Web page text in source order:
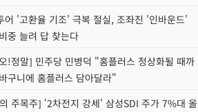
어 '고환율 기조' 극복 절실, 조좌진 '인바운드'
중 늘려 답 찾는다
!정말] 민주당 민병덕 "홈플러스 정상화될 때까
구니에 홈플러스 담아달라"
주목주] '2차전지 강세' 삼성SDI 주가 7%대 올